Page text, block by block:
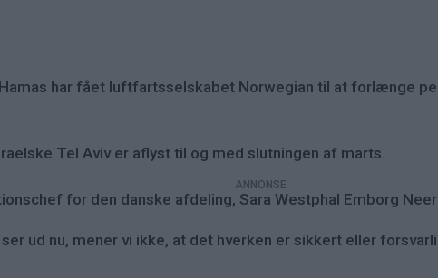
har fået luftfartsselskabet Norwegian til at forlænge
Tel Aviv er aflyst til og med slutningen af marts.
for den danske afdeling, Sara Westphal Emborg
ud nu, mener vi ikke, at det hverken er sikkert eller